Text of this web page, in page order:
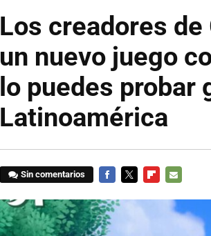
Los creadores
un nuevo juego
lo puedes
Latinoamérica
Sin comentarios
MAIL